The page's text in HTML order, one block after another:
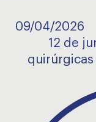
09/04/2026
12 de
quirúrgicas